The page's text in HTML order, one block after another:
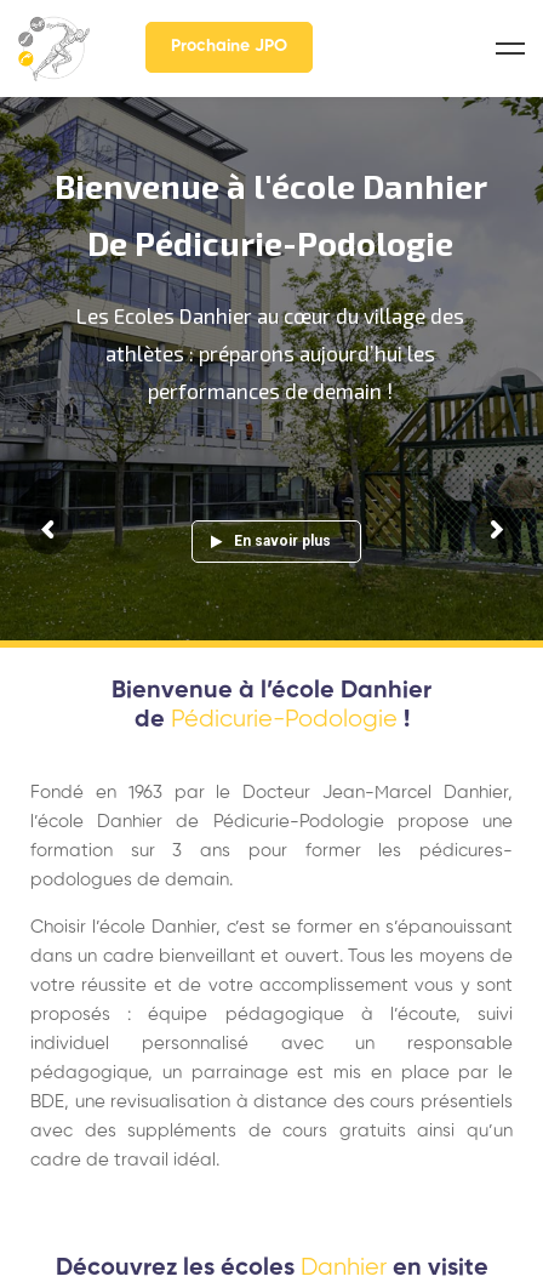
Prochaine JPO
En savoir plus
Bienvenue à l'école Danhier
De Pédicurie-Podologie
Les Ecoles Danhier au cœur du village des
athlètes : préparons aujourd’hui les
performances de demain !
Bienvenue à l’école Danhier
de Pédicurie-Podologie !
Fondé en 1963 par le Docteur Jean-Marcel Danhier,
l’école Danhier de Pédicurie-Podologie propose une
formation sur 3 ans pour former les pédicures-
podologues de demain.
Choisir l’école Danhier, c’est se former en s’épanouissant
dans un cadre bienveillant et ouvert. Tous les moyens de
votre réussite et de votre accomplissement vous y sont
proposés : équipe pédagogique à l’écoute, suivi
individuel personnalisé avec un responsable
pédagogique, un parrainage est mis en place par le
BDE, une revisualisation à distance des cours présentiels
avec des suppléments de cours gratuits ainsi qu’un
cadre de travail idéal.
Découvrez les écoles Danhier en visite